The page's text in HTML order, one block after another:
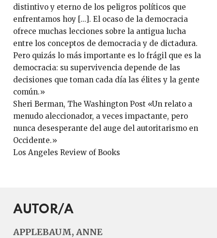
distintivo y eterno de los peligros políticos que
enfrentamos hoy [...]. El ocaso de la democracia
ofrece muchas lecciones sobre la antigua lucha
entre los conceptos de democracia y de dictadura.
Pero quizás lo más importante es lo frágil que es la
democracia: su supervivencia depende de las
decisiones que toman cada día las élites y la gente
común.»
Sheri Berman, The Washington Post «Un relato a
menudo aleccionador, a veces impactante, pero
nunca desesperante del auge del autoritarismo en
Occidente.»
Los Angeles Review of Books
AUTOR/A
APPLEBAUM, ANNE